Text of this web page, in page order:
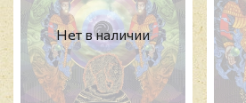
Нет в наличии